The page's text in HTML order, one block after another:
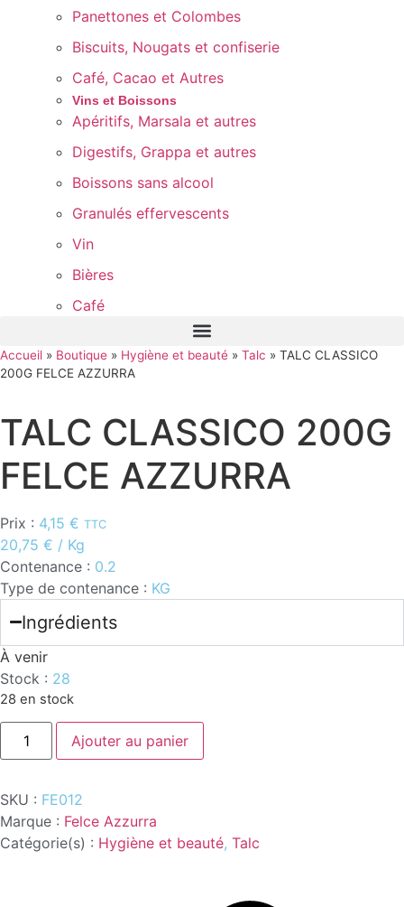
Panettones et Colombes
Biscuits, Nougats et confiserie
Café, Cacao et Autres
Vins et Boissons
Apéritifs, Marsala et autres
Digestifs, Grappa et autres
Boissons sans alcool
Granulés effervescents
Vin
Bières
Café
Accueil » Boutique » Hygiène et beauté » Talc » TALC CLASSICO
200G FELCE AZZURRA
TALC CLASSICO 200G
FELCE AZZURRA
Prix : 4,15 € TTC
20,75 € / Kg
Contenance : 0.2
Type de contenance : KG
Ingrédients
À venir
Stock : 28
28 en stock
quantité
TALC
FELCE
AZZURRA
Ajouter au panier
SKU : FE012
Marque : Felce Azzurra
Catégorie(s) : Hygiène et beauté, Talc